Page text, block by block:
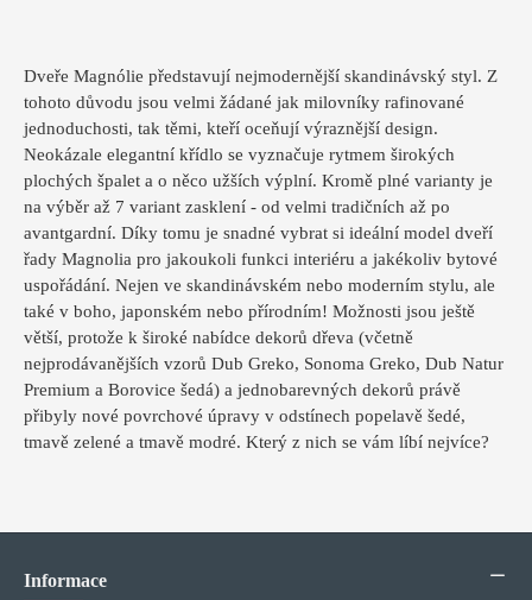
Dveře Magnólie představují nejmodernější skandinávský styl. Z
tohoto důvodu jsou velmi žádané jak milovníky rafinované
jednoduchosti, tak těmi, kteří oceňují výraznější design.
Neokázale elegantní křídlo se vyznačuje rytmem širokých
plochých špalet a o něco užších výplní. Kromě plné varianty je
na výběr až 7 variant zasklení - od velmi tradičních až po
avantgardní. Díky tomu je snadné vybrat si ideální model dveří
řady Magnolia pro jakoukoli funkci interiéru a jakékoliv bytové
uspořádání. Nejen ve skandinávském nebo moderním stylu, ale
také v boho, japonském nebo přírodním! Možnosti jsou ještě
větší, protože k široké nabídce dekorů dřeva (včetně
nejprodávanějších vzorů Dub Greko, Sonoma Greko, Dub Natur
Premium a Borovice šedá) a jednobarevných dekorů právě
přibyly nové povrchové úpravy v odstínech popelavě šedé,
tmavě zelené a tmavě modré. Který z nich se vám líbí nejvíce?
Informace